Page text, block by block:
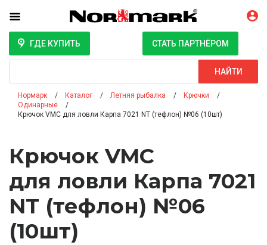
ГДЕ КУПИТЬ СТАТЬ ПАРТНЁРОМ
НАЙТИ
Нормарк Каталог Летняя рыбалка
Крючки
Одинарные
Крючок VMC для ловли Карпа 7021 NT (тефлон) №06 (10шт)
Крючок VMC
для ловли Карпа 7021
NT (тефлон) №06
(10шт)